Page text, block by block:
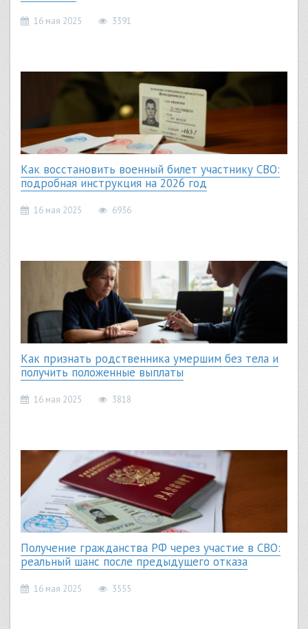
16 мая 2025 3391
Как восстановить военный билет участнику СВО:
подробная инструкция на 2026 год
16 мая 2025 6936
Как признать родственника умершим без тела и
получить положенные выплаты
16 мая 2025 3818
Получение гражданства РФ через участие в СВО:
реальный шанс после предыдущего отказа
16 мая 2025 3555